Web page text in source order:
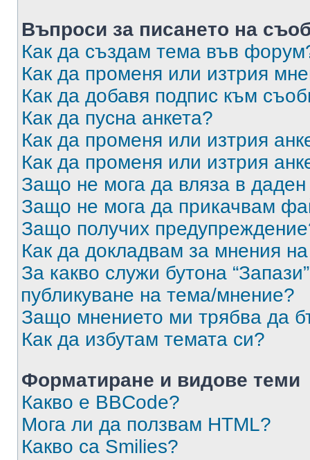
Въпроси за писането на
Как да създам тема във
Как да променя или изтрия
Как да добавя подпис към
Как да пусна анкета?
Как да променя или изтрия
Как да променя или изтрия
Защо не мога да вляза в
Защо не мога да прикачвам
Защо получих
Как да докладвам за мнения
За какво служи бутона
публикуване на тема/мнение?
Защо мнението ми трябва да
Как да избутам темата си?
Форматиране и видове теми
Какво е BBCode?
Мога ли да ползвам HTML?
Какво са Smilies?